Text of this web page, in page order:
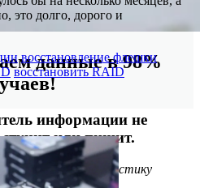
данные в 98%
информации не
стучит или пищит.
бесплатнуюдиагностику
это долго, дорого и
восстановление флешки
восстановить RAID